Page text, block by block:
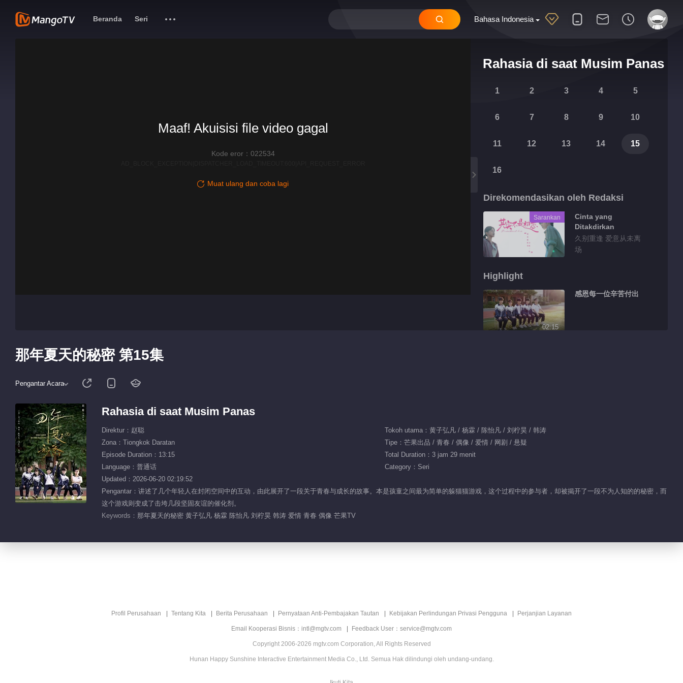
Bahasa Indonesia
Beranda Seri
Rahasia di saat Musim Panas
1 2 3 4 5
6 7 8 9 10
11 12 13 14 15
16
Direkomendasikan oleh Redaksi
Sarankan
Cinta yang
Ditakdirkan
久别重逢 爱意从未离
场
Highlight
02:15
感恩每一位辛苦付出
00:32
01:25
00:19
Maaf! Akuisisi file video gagal
Kode eror：022534
Muat ulang dan coba lagi
那年夏天的秘密 第15集
Pengantar Acara
Rahasia di saat Musim Panas
Direktur：赵聪
Tokoh utama：黄子弘凡 / 杨霖 / 陈怡凡 / 刘柠昊 / 韩涛
Zona：Tiongkok Daratan
Tipe：芒果出品 / 青春 / 偶像 / 爱情 / 网剧 / 悬疑
Episode Duration：13:15
Total Duration：3 jam 29 menit
Language：普通话
Category：Seri
Updated：2026-06-20 02:19:52
Pengantar：讲述了几个年轻人在封闭空间中的互动，由此展开了一段关于青春与成长的故事。本是孩童之间最为简单的躲猫猫游戏，这个过程中的参与者，却被揭开了一段不为人知的的秘密，而
这个游戏则变成了击垮几段坚固友谊的催化剂。
Keywords： 那年夏天的秘密 黄子弘凡 杨霖 陈怡凡 刘柠昊 韩涛 爱情 青春 偶像 芒果TV
Profil Perusahaan Tentang Kita Berita Perusahaan Pernyataan Anti-Pembajakan Tautan Kebijakan Perlindungan Privasi Pengguna Perjanjian Layanan
Email Kooperasi Bisnis：intl@mgtv.com Feedback User：service@mgtv.com
Copyright 2006-2026 mgtv.com Corporation, All Rights Reserved
Hunan Happy Sunshine Interactive Entertainment Media Co., Ltd. Semua Hak dilindungi oleh undang-undang.